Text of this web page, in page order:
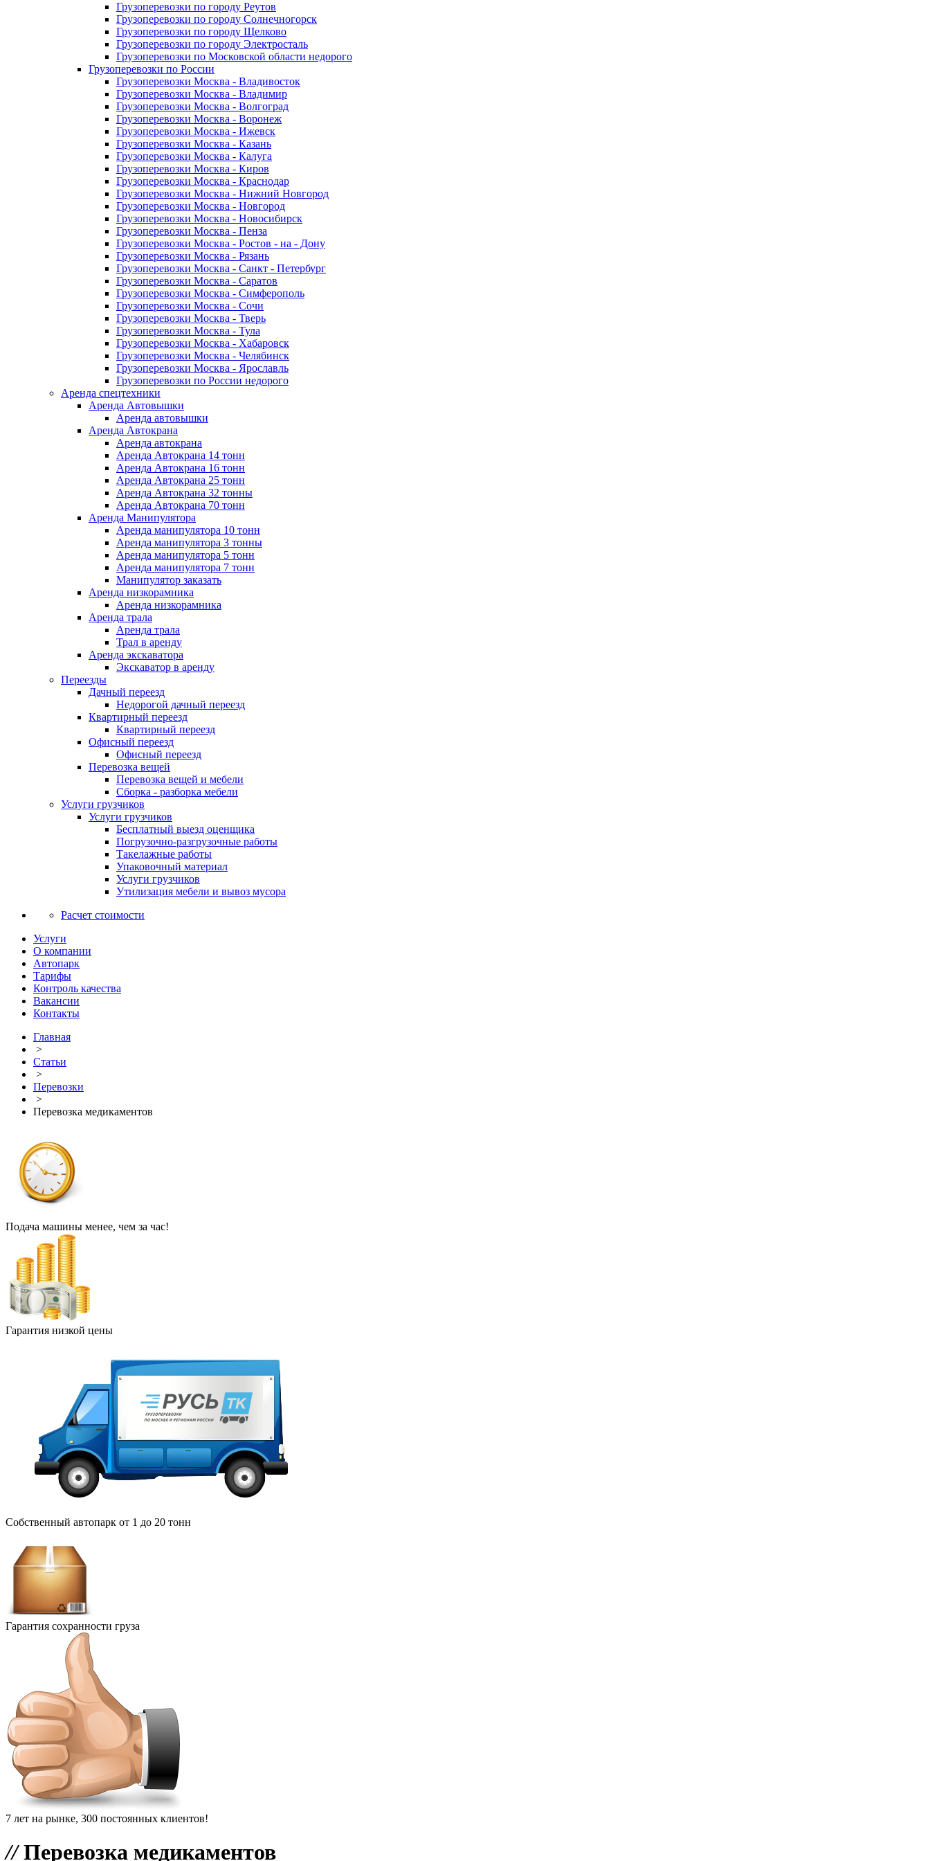
Грузоперевозки по городу Реутов
Грузоперевозки по городу Солнечногорск
Грузоперевозки по городу Щелково
Грузоперевозки по городу Электросталь
Грузоперевозки по Московской области недорого
Грузоперевозки по России
Грузоперевозки Москва - Владивосток
Грузоперевозки Москва - Владимир
Грузоперевозки Москва - Волгоград
Грузоперевозки Москва - Воронеж
Грузоперевозки Москва - Ижевск
Грузоперевозки Москва - Казань
Грузоперевозки Москва - Калуга
Грузоперевозки Москва - Киров
Грузоперевозки Москва - Краснодар
Грузоперевозки Москва - Нижний Новгород
Грузоперевозки Москва - Новгород
Грузоперевозки Москва - Новосибирск
Грузоперевозки Москва - Пенза
Грузоперевозки Москва - Ростов - на - Дону
Грузоперевозки Москва - Рязань
Грузоперевозки Москва - Санкт - Петербург
Грузоперевозки Москва - Саратов
Грузоперевозки Москва - Симферополь
Грузоперевозки Москва - Сочи
Грузоперевозки Москва - Тверь
Грузоперевозки Москва - Тула
Грузоперевозки Москва - Хабаровск
Грузоперевозки Москва - Челябинск
Грузоперевозки Москва - Ярославль
Грузоперевозки по России недорого
Аренда спецтехники
Аренда Автовышки
Аренда автовышки
Аренда Автокрана
Аренда автокрана
Аренда Автокрана 14 тонн
Аренда Автокрана 16 тонн
Аренда Автокрана 25 тонн
Аренда Автокрана 32 тонны
Аренда Автокрана 70 тонн
Аренда Манипулятора
Аренда манипулятора 10 тонн
Аренда манипулятора 3 тонны
Аренда манипулятора 5 тонн
Аренда манипулятора 7 тонн
Манипулятор заказать
Аренда низкорамника
Аренда низкорамника
Аренда трала
Аренда трала
Трал в аренду
Аренда экскаватора
Экскаватор в аренду
Переезды
Дачный переезд
Недорогой дачный переезд
Квартирный переезд
Квартирный переезд
Офисный переезд
Офисный переезд
Перевозка вещей
Перевозка вещей и мебели
Сборка - разборка мебели
Услуги грузчиков
Услуги грузчиков
Бесплатный выезд оценщика
Погрузочно-разгрузочные работы
Такелажные работы
Упаковочный материал
Услуги грузчиков
Утилизация мебели и вывоз мусора
Расчет стоимости
Услуги
О компании
Автопарк
Тарифы
Контроль качества
Вакансии
Контакты
Главная
>
Статьи
>
Перевозки
>
Перевозка медикаментов
Подача машины менее, чем за час!
Гарантия низкой цены
Собственный автопарк от 1 до 20 тонн
Гарантия сохранности груза
7 лет на рынке, 300 постоянных клиентов!
//Перевозка медикаментов